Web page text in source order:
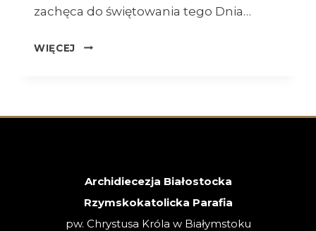
zachęca do świętowania tego Dnia…
WIĘCEJ
OGŁOSZENIA
XVII
Archidiecezja Białostocka
Rzymskokatolicka Parafia
pw. Chrystusa Króla w Białymstoku